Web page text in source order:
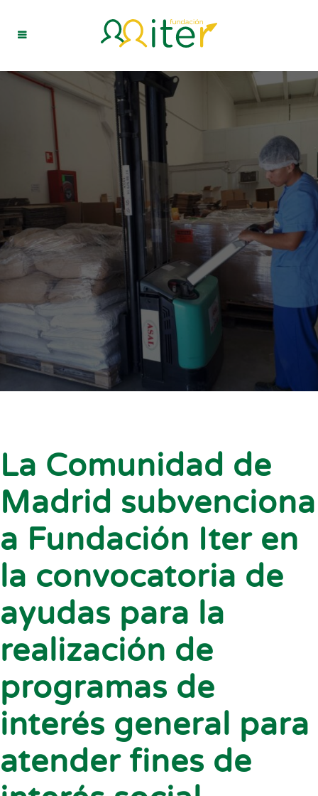
La Comunidad de
Madrid subvenciona
a Fundación Iter en
la convocatoria de
ayudas para la
realización de
programas de
interés general para
atender fines de